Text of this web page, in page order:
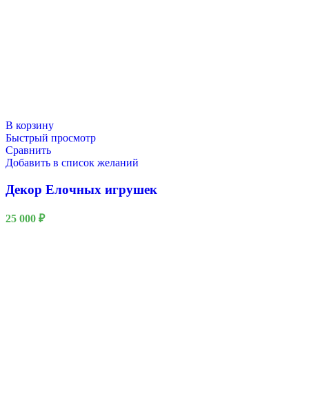
В корзину
Быстрый просмотр
Сравнить
Добавить в список желаний
Декор Елочных игрушек
25 000 ₽